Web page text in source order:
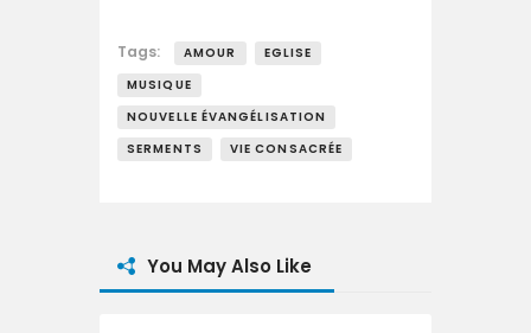
Tags: AMOUR
EGLISE
MUSIQUE
NOUVELLE ÉVANGÉLISATION
SERMENTS
VIE CONSACRÉE
You May Also Like